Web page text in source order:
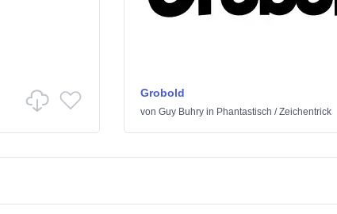
Grobold
von Guy Buhryin Phantastisch /Zeichentrick